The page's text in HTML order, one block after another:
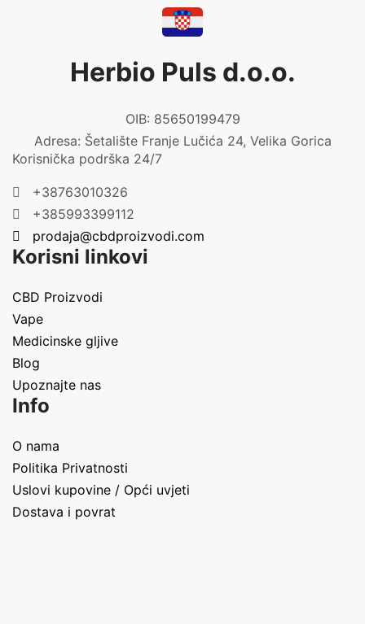
Herbio Puls d.o.o.
OIB: 85650199479
Adresa: Šetalište Franje Lučića 24, Velika Gorica
Korisnička podrška 24/7
+38763010326
+385993399112
prodaja@cbdproizvodi.com
Korisni linkovi
CBD Proizvodi
Vape
Medicinske gljive
Blog
Upoznajte nas
Info
O nama
Politika Privatnosti
Uslovi kupovine / Opći uvjeti
Dostava i povrat